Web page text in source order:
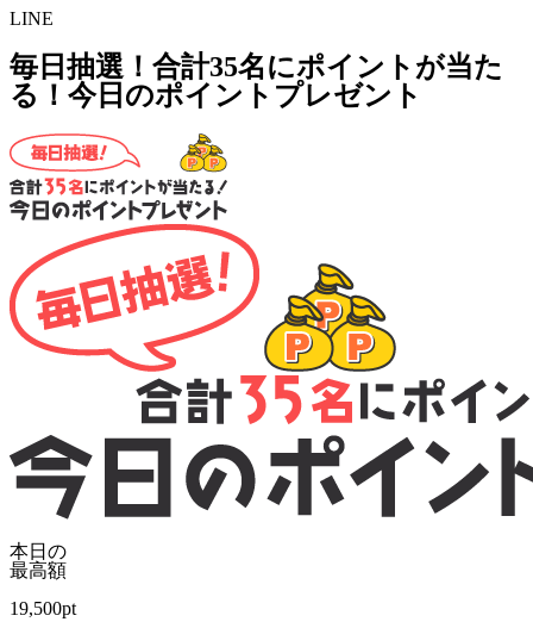
LINE
毎日抽選！合計35名にポイントが当た
る！今日のポイントプレゼント
本日の
最高額
19,500pt